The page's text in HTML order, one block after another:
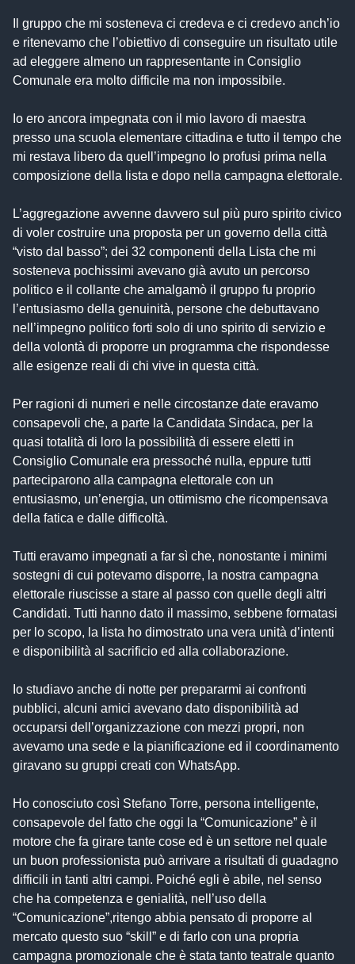
Il gruppo che mi sosteneva ci credeva e ci credevo anch’io
e ritenevamo che l’obiettivo di conseguire un risultato utile
ad eleggere almeno un rappresentante in Consiglio
Comunale era molto difficile ma non impossibile.
Io ero ancora impegnata con il mio lavoro di maestra
presso una scuola elementare cittadina e tutto il tempo che
mi restava libero da quell’impegno lo profusi prima nella
composizione della lista e dopo nella campagna elettorale.
L’aggregazione avvenne davvero sul più puro spirito civico
di voler costruire una proposta per un governo della città
“visto dal basso”; dei 32 componenti della Lista che mi
sosteneva pochissimi avevano già avuto un percorso
politico e il collante che amalgamò il gruppo fu proprio
l’entusiasmo della genuinità, persone che debuttavano
nell’impegno politico forti solo di uno spirito di servizio e
della volontà di proporre un programma che rispondesse
alle esigenze reali di chi vive in questa città.
Per ragioni di numeri e nelle circostanze date eravamo
consapevoli che, a parte la Candidata Sindaca, per la
quasi totalità di loro la possibilità di essere eletti in
Consiglio Comunale era pressoché nulla, eppure tutti
parteciparono alla campagna elettorale con un
entusiasmo, un’energia, un ottimismo che ricompensava
della fatica e dalle difficoltà.
Tutti eravamo impegnati a far sì che, nonostante i minimi
sostegni di cui potevamo disporre, la nostra campagna
elettorale riuscisse a stare al passo con quelle degli altri
Candidati. Tutti hanno dato il massimo, sebbene formatasi
per lo scopo, la lista ho dimostrato una vera unità d’intenti
e disponibilità al sacrificio ed alla collaborazione.
Io studiavo anche di notte per prepararmi ai confronti
pubblici, alcuni amici avevano dato disponibilità ad
occuparsi dell’organizzazione con mezzi propri, non
avevamo una sede e la pianificazione ed il coordinamento
giravano su gruppi creati con WhatsApp.
Ho conosciuto così Stefano Torre, persona intelligente,
consapevole del fatto che oggi la “Comunicazione” è il
motore che fa girare tante cose ed è un settore nel quale
un buon professionista può arrivare a risultati di guadagno
difficili in tanti altri campi. Poiché egli è abile, nel senso
che ha competenza e genialità, nell’uso della
“Comunicazione”,ritengo abbia pensato di proporre al
mercato questo suo “skill” e di farlo con una propria
campagna promozionale che è stata tanto teatrale quanto